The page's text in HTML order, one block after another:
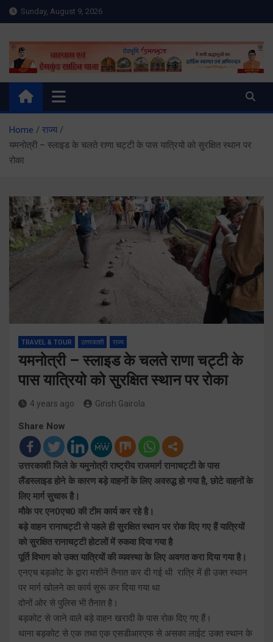
Skip
to
Sunday, August 9, 2026
Meru Raibar | Uttarakhand
News | Uttarkashi News
meruraibar.com
Home
राज्य
यमनोत्री – स्लाइड के चलते राणा चट्टी के पास यात्रियो को सुरक्षित स्थान पर
रोका
TRAVEL & TOUR उत्तरकाशी राज्य
यमनोत्री – स्लाइड के चलते राणा चट्टी के
पास यात्रियो को सुरक्षित स्थान पर रोका
4 years ago Girish Gairola
Share Now
उत्तरकाशी जिले के यमुनोत्री राष्ट्रीय राजमार्ग रानाचट्टी के पास
लैंडस्लाइड होने के कारण बड़े वाहनों के लिए अवरुद्ध हो गया है, छोटे वाहनों के
लिए मार्ग सुचारू है।
मौके पर एन0एच0 की टीम कार्य कर रहे है।
बड़े वाहन रानाचट्टी से पहले ही सुरक्षित स्थान पर रोक दिए गए हैं यात्रियों
को सुरक्षित रानाचट्टी होटलों में रुकवा दिया गया है
पूर्ति विभाग को उक्त यात्रियों की व्यवस्था के लिए अवगत करा दिया गया है।
एनएच बड़कोट के द्वारा मशीनें तैनात कर दी गई थी रात्रि में ही उक्त स्थान
पर मार्ग खोलने का कार्य सुरू कर दिया गया था
दोनों ओर से पुलिस भी तैनात है।
बड़कोट से जाने वाले बड़े वाहन खरादी के पास रोक दिए गए हैं।
थाना बड़कोट से एक तथा एक एसडीआरएफ से असका लाईट उक्त स्थान के